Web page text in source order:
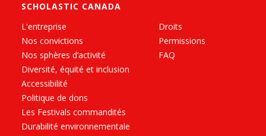
SCHOLASTIC CANADA
L'entreprise
Nos convictions
Nos sphères d’activité
Diversité, équité et inclusion
Accessibilité
Politique de dons
Les Festivals commandités
Durabilité environnementale
Droits
Permissions
FAQ